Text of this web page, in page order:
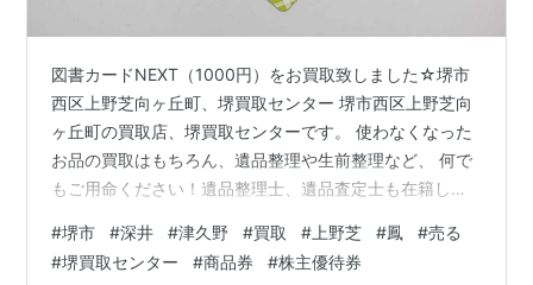
図書カードNEXT（1000円）をお買取致しました☆堺市
西区上野芝向ヶ丘町、堺買取センター 堺市西区上野芝向
ヶ丘町の買取店、堺買取センターです。 使わなくなった
お品の買取はもちろん、遺品整理や生前整理など、 何で
もご用命ください！遺品整理士、遺品査定士も在籍して
ありがとうございます。 堺市西区上野芝向ヶ丘町の買取
店、堺買取センターには、 堺市（堺区・北区・西区・中
#堺市 #深井 #津久野 #買取 # 上野芝 #鳳 #売る
#堺買取センター #商品券 #株主優待券